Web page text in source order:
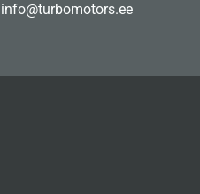
info@turbomotors.ee